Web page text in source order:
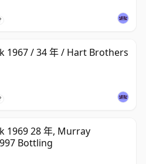
1967 / 34 年 / Hart Brothers
1969 28 年, Murray
Bottling